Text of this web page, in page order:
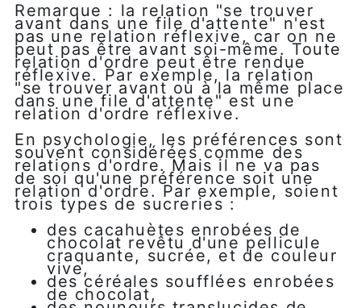
Remarque : la relation "se trouver
avant dans une file d'attente" n'est
pas une relation réflexive, car on ne
peut pas être avant soi-même. Toute
relation d'ordre peut être rendue
réflexive. Par exemple, la relation
"se trouver avant ou à la même place
dans une file d'attente" est une
relation d'ordre réflexive.
En psychologie, les préférences sont
souvent considérées comme des
relations d'ordre. Mais il ne va pas
de soi qu'une préférence soit une
relation d'ordre. Par exemple, soient
trois types de sucreries :
des cacahuètes enrobées de
chocolat revêtu d'une pellicule
craquante, sucrée, et de couleur
vive,
des céréales soufflées enrobées
de chocolat,